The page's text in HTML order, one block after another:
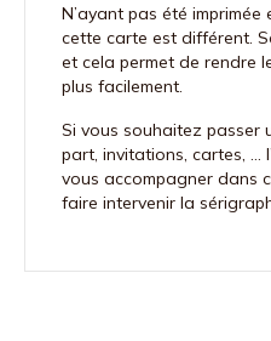
N’ayant pas été
cette carte est différent.
et cela permet de rendre
plus facilement.
Si vous souhaitez passer
part, invitations, cartes, …
vous accompagner dans
faire intervenir la